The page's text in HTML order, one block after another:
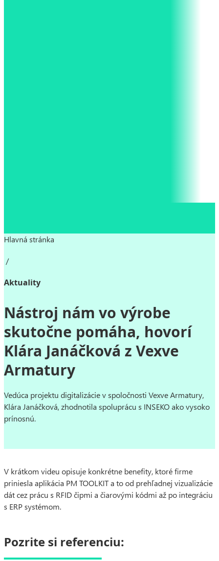
Hlavná stránka
/
Aktuality
Nástroj nám vo výrobe
skutočne pomáha, hovorí
Klára Janáčková z Vexve
Armatury
Vedúca projektu digitalizácie v spoločnosti Vexve Armatury,
Klára Janáčková, zhodnotila spoluprácu s INSEKO ako vysoko
prínosnú.
V krátkom videu opisuje konkrétne benefity, ktoré firme
priniesla aplikácia PM TOOLKIT a to od prehľadnej vizualizácie
dát cez prácu s RFID čipmi a čiarovými kódmi až po integráciu
s ERP systémom.
Pozrite si referenciu: